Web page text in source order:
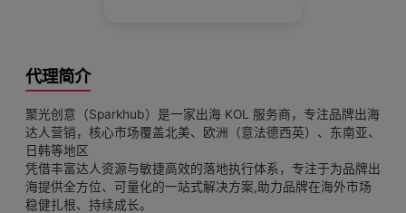
代理简介
聚光创意（Sparkhub）是一家出海 KOL 服务商，专注品牌出海
达人营销，核心市场覆盖北美、欧洲（意法德西英）、东南亚、
日韩等地区
凭借丰富达人资源与敏捷高效的落地执行体系，专注于为品牌出
海提供全方位、可量化的一站式解决方案,助力品牌在海外市场
稳健扎根、持续成长。